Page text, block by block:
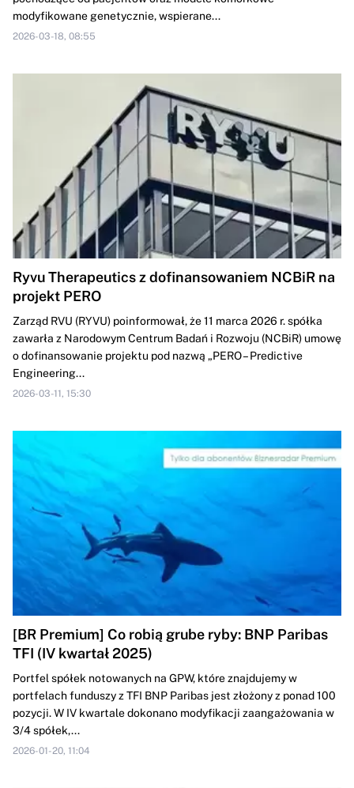
modyfikowane genetycznie, wspierane...
2026-03-18, 08:55
Ryvu Therapeutics z dofinansowaniem NCBiR na
projekt PERO
Zarząd RVU (RYVU) poinformował, że 11 marca 2026 r. spółka
zawarła z Narodowym Centrum Badań i Rozwoju (NCBiR) umowę
o dofinansowanie projektu pod nazwą „PERO – Predictive
Engineering...
2026-03-11, 15:30
[BR Premium] Co robią grube ryby: BNP Paribas
TFI (IV kwartał 2025)
Portfel spółek notowanych na GPW, które znajdujemy w
portfelach funduszy z TFI BNP Paribas jest złożony z ponad 100
pozycji. W IV kwartale dokonano modyfikacji zaangażowania w
3/4 spółek,...
2026-01-20, 11:04